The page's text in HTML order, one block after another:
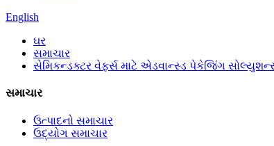
English
ઘર
સમાચાર
સેમિકન્ડક્ટર વેફર્સ માટે એડવાન્સ્ડ પેકેજિંગ
સમાચાર
ઉત્પાદનો સમાચાર
ઉદ્યોગ સમાચાર